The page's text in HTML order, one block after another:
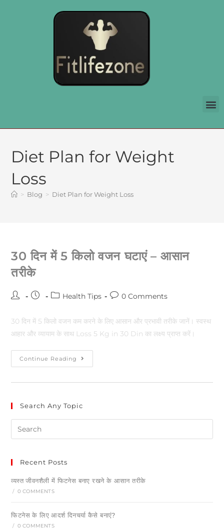
Diet Plan for Weight
Loss
> Blog > Diet Plan for Weight Loss
30 दिन में 5 किलो वजन घटाएं – आसान
तरीके
Health Tips 0 Comments
30 दिन में 5 किलो वजन कम करने के लिए आसान और प्रभावी तरीके जानें। स्वस्थ
आहार और व्यायाम के साथ Loss 5 Kg in 30 Din का लक्ष्य प्राप्त करें।
Continue Reading
Search Any Topic
Recent Posts
व्यस्त जीवनशैली में फिटनेस बनाए रखने के आसान तरीके
/ 0 COMMENTS
फिटनेस के लिए आदर्श दिनचर्या कैसे बनाएं?
/ 0 COMMENTS